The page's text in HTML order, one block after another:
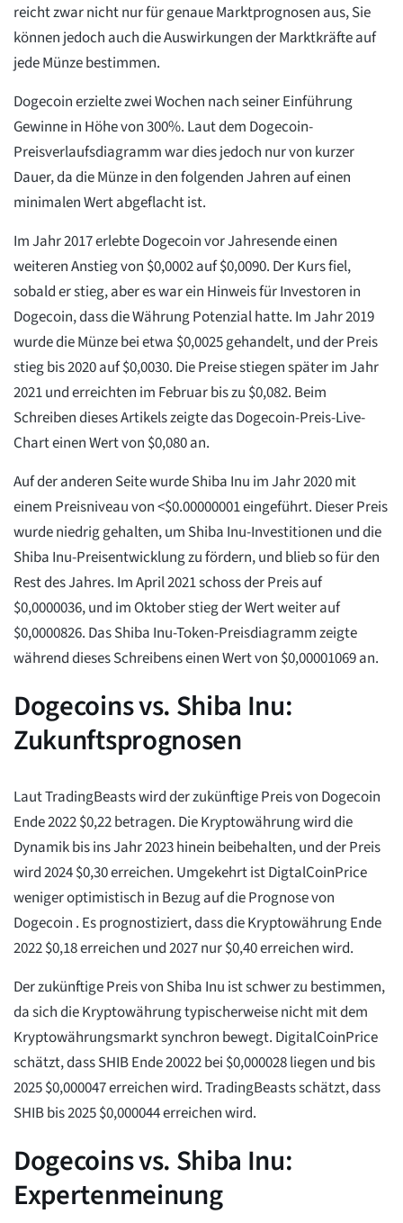
reicht zwar nicht nur für genaue Marktprognosen aus, Sie
können jedoch auch die Auswirkungen der Marktkräfte auf
jede Münze bestimmen.
Dogecoin erzielte zwei Wochen nach seiner Einführung
Gewinne in Höhe von 300%. Laut dem Dogecoin-
Preisverlaufsdiagramm war dies jedoch nur von kurzer
Dauer, da die Münze in den folgenden Jahren auf einen
minimalen Wert abgeflacht ist.
Im Jahr 2017 erlebte Dogecoin vor Jahresende einen
weiteren Anstieg von $0,0002 auf $0,0090. Der Kurs fiel,
sobald er stieg, aber es war ein Hinweis für Investoren in
Dogecoin, dass die Währung Potenzial hatte. Im Jahr 2019
wurde die Münze bei etwa $0,0025 gehandelt, und der Preis
stieg bis 2020 auf $0,0030. Die Preise stiegen später im Jahr
2021 und erreichten im Februar bis zu $0,082. Beim
Schreiben dieses Artikels zeigte das Dogecoin-Preis-Live-
Chart einen Wert von $0,080 an.
Auf der anderen Seite wurde Shiba Inu im Jahr 2020 mit
einem Preisniveau von <$0.00000001 eingeführt. Dieser Preis
wurde niedrig gehalten, um Shiba Inu-Investitionen und die
Shiba Inu-Preisentwicklung zu fördern, und blieb so für den
Rest des Jahres. Im April 2021 schoss der Preis auf
$0,0000036, und im Oktober stieg der Wert weiter auf
$0,0000826. Das Shiba Inu-Token-Preisdiagramm zeigte
während dieses Schreibens einen Wert von $0,00001069 an.
Dogecoins vs. Shiba Inu:
Zukunftsprognosen
Laut TradingBeasts wird der zukünftige Preis von Dogecoin
Ende 2022 $0,22 betragen. Die Kryptowährung wird die
Dynamik bis ins Jahr 2023 hinein beibehalten, und der Preis
wird 2024 $0,30 erreichen. Umgekehrt ist DigtalCoinPrice
weniger optimistisch in Bezug auf die Prognose von
Dogecoin . Es prognostiziert, dass die Kryptowährung Ende
2022 $0,18 erreichen und 2027 nur $0,40 erreichen wird.
Der zukünftige Preis von Shiba Inu ist schwer zu bestimmen,
da sich die Kryptowährung typischerweise nicht mit dem
Kryptowährungsmarkt synchron bewegt. DigitalCoinPrice
schätzt, dass SHIB Ende 20022 bei $0,000028 liegen und bis
2025 $0,000047 erreichen wird. TradingBeasts schätzt, dass
SHIB bis 2025 $0,000044 erreichen wird.
Dogecoins vs. Shiba Inu:
Expertenmeinung